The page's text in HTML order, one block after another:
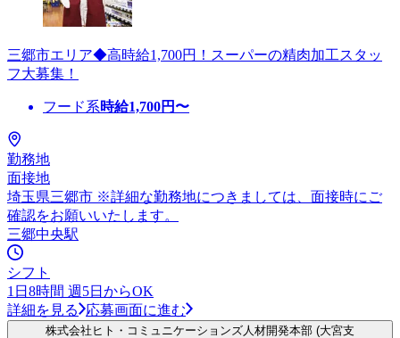
三郷市エリア◆高時給1,700円！スーパーの精肉加工スタッ
フ大募集！
フード系時給1,700円〜
勤務地
面接地
埼玉県三郷市 ※詳細な勤務地につきましては、面接時にご
確認をお願いいたします。
三郷中央駅
シフト
1日8時間 週5日からOK
詳細を見る
応募画面に進む
株式会社ヒト・コミュニケーションズ人材開発本部 (大宮支